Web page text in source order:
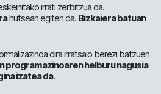
irrati zerbitzua da.
hutsean egiten da. Bizkaiera batuan
dira irratsaio berezi batzuen
programazinoaren helburu nagusia
izatea da.